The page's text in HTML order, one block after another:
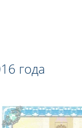
года